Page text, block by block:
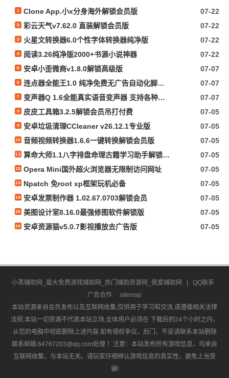
Clone App.小x分身海外解锁会员版
07-22
彩云天气v7.62.0 直装解锁会员版
07-22
火星文转换器6.0个性字体转换器纯净版
07-22
阅读3.26纯净版2000+书源小说神器
07-22
安卓小歪微商v1.8.0解锁高级版
07-07
连点器全能王1.0 纯净免费无广告自动化脚本抢票等
07-07
变声器Q 1.6全能真实语音变声器 支持各种软件游戏
07-07
皮皮工具箱3.2.5解锁会员吊打付费
07-05
安卓垃圾清理CCleaner v26.12.1专业版
07-05
音频视频转换器1.6.6一键转换解锁会员版
07-05
算命大师1.1八字排盘命理古籍学习助手解锁会员
07-05
Opera Mini国外超火浏览器无限制访问网址
07-05
Npatch 免root xp框架玩机必备
07-05
安卓发票制作器 1.02.67.0703解锁会员
07-05
美图设计室8.16.0最强修图软件解锁版
07-05
安卓资源猫v5.0.7影视播放去广告版
07-05
小黑辅助网_最大免费游戏辅助网_热门辅助资源网_我爱辅助网
QQ联系
广告合作
sitemap
本站资源来自会员发布以及互联网收集,仅供用于学习和交流,请遵循相关法律
法规,本站一切资源不代表本站立场,全体用户必须在 下载后的24个小时之内，
从您的电脑中彻底删除上述内容.如有侵权争议、后门、不妥请联系本站删除
联系邮箱:64767203@qq.com处理 ！注意：本站发布所有游戏信息，均来自
互联网收集，与本站无关。请玩家仔细辨认游戏信息的真实性，避免上当受
骗!